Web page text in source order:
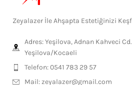
Zeyalazer İle Ahşapta Estetiğinizi
Adres: Yeşilova, Adnan Kahveci
Yeşilova/Kocaeli
Telefon: 0541 783 29 57
Mail:zeyalazer@gmail.com